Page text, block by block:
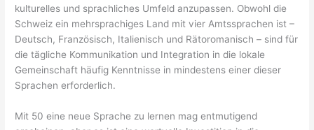
kulturelles und sprachliches Umfeld anzupassen. Obwohl die
Schweiz ein mehrsprachiges Land mit vier Amtssprachen ist –
Deutsch, Französisch, Italienisch und Rätoromanisch – sind für
die tägliche Kommunikation und Integration in die lokale
Gemeinschaft häufig Kenntnisse in mindestens einer dieser
Sprachen erforderlich.
Mit 50 eine neue Sprache zu lernen mag entmutigend